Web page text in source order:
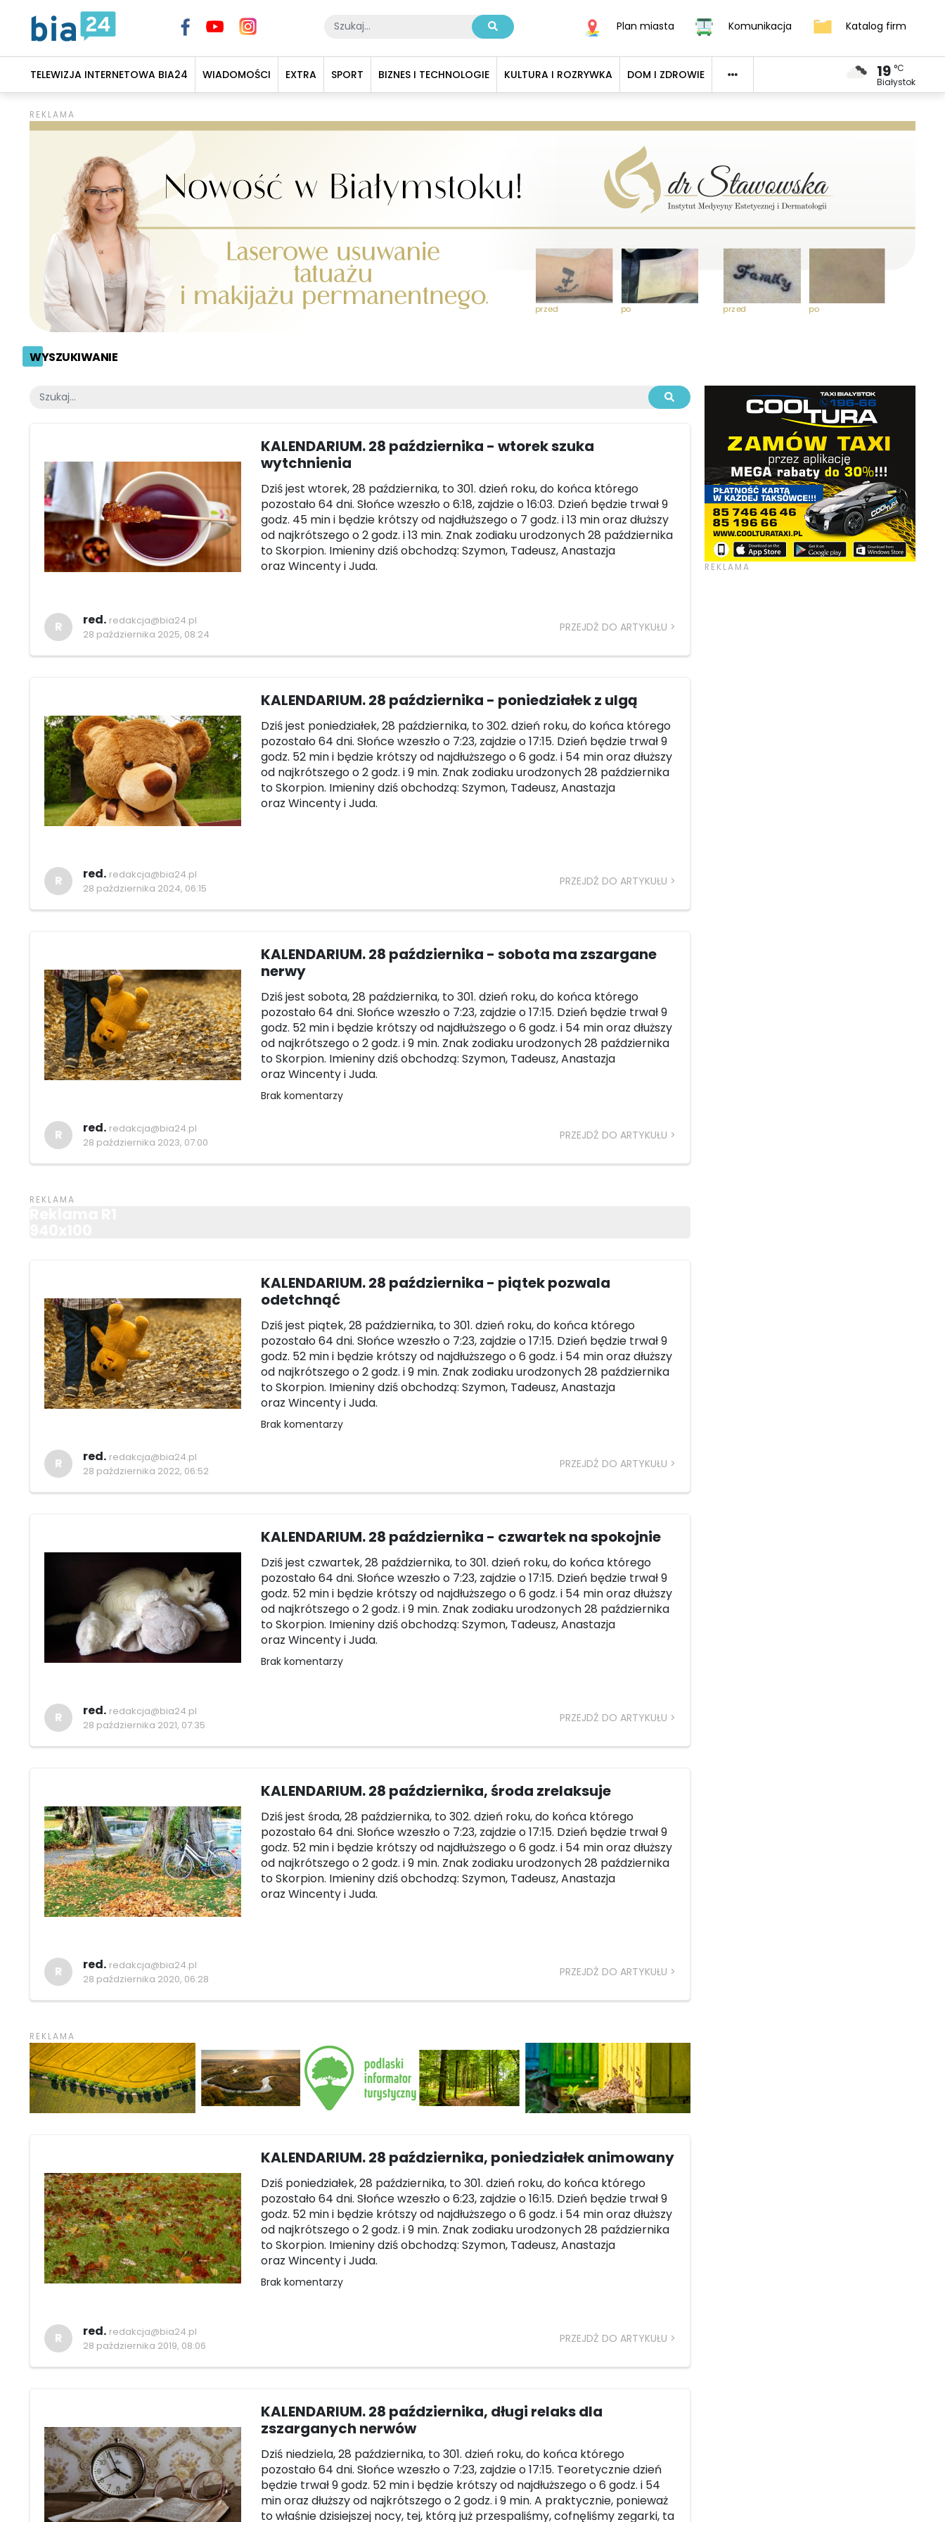
Plan miasta Komunikacja Katalog firm
TELEWIZJA INTERNETOWA BIA24 WIADOMOŚCI EXTRA SPORT BIZNES I TECHNOLOGIE KULTURA I ROZRYWKA DOM I ZDROWIE 19 °C
Białystok
WYSZUKIWANIE
KALENDARIUM. 28 października - wtorek szuka
wytchnienia
Dziś jest wtorek, 28 października, to 301. dzień roku, do końca którego
pozostało 64 dni. Słońce wzeszło o 6:18, zajdzie o 16:03. Dzień będzie trwał 9
godz. 45 min i będzie krótszy od najdłuższego o 7 godz. i 13 min oraz dłuższy
od najkrótszego o 2 godz. i 13 min. Znak zodiaku urodzonych 28 października
to Skorpion. Imieniny dziś obchodzą: Szymon, Tadeusz, Anastazja
oraz Wincenty i Juda.
R red. redakcja@bia24.pl
28 października 2025, 08:24
PRZEJDŹ DO ARTYKUŁU
KALENDARIUM. 28 października - poniedziałek z ulgą
Dziś jest poniedziałek, 28 października, to 302. dzień roku, do końca którego
pozostało 64 dni. Słońce wzeszło o 7:23, zajdzie o 17:15. Dzień będzie trwał 9
godz. 52 min i będzie krótszy od najdłuższego o 6 godz. i 54 min oraz dłuższy
od najkrótszego o 2 godz. i 9 min. Znak zodiaku urodzonych 28 października
to Skorpion. Imieniny dziś obchodzą: Szymon, Tadeusz, Anastazja
oraz Wincenty i Juda.
R red. redakcja@bia24.pl
28 października 2024, 06:15
PRZEJDŹ DO ARTYKUŁU
KALENDARIUM. 28 października - sobota ma zszargane
nerwy
Dziś jest sobota, 28 października, to 301. dzień roku, do końca którego
pozostało 64 dni. Słońce wzeszło o 7:23, zajdzie o 17:15. Dzień będzie trwał 9
godz. 52 min i będzie krótszy od najdłuższego o 6 godz. i 54 min oraz dłuższy
od najkrótszego o 2 godz. i 9 min. Znak zodiaku urodzonych 28 października
to Skorpion. Imieniny dziś obchodzą: Szymon, Tadeusz, Anastazja
oraz Wincenty i Juda.
Brak komentarzy
R red. redakcja@bia24.pl
28 października 2023, 07:00
PRZEJDŹ DO ARTYKUŁU
KALENDARIUM. 28 października - piątek pozwala
odetchnąć
Dziś jest piątek, 28 października, to 301. dzień roku, do końca którego
pozostało 64 dni. Słońce wzeszło o 7:23, zajdzie o 17:15. Dzień będzie trwał 9
godz. 52 min i będzie krótszy od najdłuższego o 6 godz. i 54 min oraz dłuższy
od najkrótszego o 2 godz. i 9 min. Znak zodiaku urodzonych 28 października
to Skorpion. Imieniny dziś obchodzą: Szymon, Tadeusz, Anastazja
oraz Wincenty i Juda.
Brak komentarzy
R red. redakcja@bia24.pl
28 października 2022, 06:52
PRZEJDŹ DO ARTYKUŁU
KALENDARIUM. 28 października - czwartek na spokojnie
Dziś jest czwartek, 28 października, to 301. dzień roku, do końca którego
pozostało 64 dni. Słońce wzeszło o 7:23, zajdzie o 17:15. Dzień będzie trwał 9
godz. 52 min i będzie krótszy od najdłuższego o 6 godz. i 54 min oraz dłuższy
od najkrótszego o 2 godz. i 9 min. Znak zodiaku urodzonych 28 października
to Skorpion. Imieniny dziś obchodzą: Szymon, Tadeusz, Anastazja
oraz Wincenty i Juda.
Brak komentarzy
R red. redakcja@bia24.pl
28 października 2021, 07:35
PRZEJDŹ DO ARTYKUŁU
KALENDARIUM. 28 października, środa zrelaksuje
Dziś jest środa, 28 października, to 302. dzień roku, do końca którego
pozostało 64 dni. Słońce wzeszło o 7:23, zajdzie o 17:15. Dzień będzie trwał 9
godz. 52 min i będzie krótszy od najdłuższego o 6 godz. i 54 min oraz dłuższy
od najkrótszego o 2 godz. i 9 min. Znak zodiaku urodzonych 28 października
to Skorpion. Imieniny dziś obchodzą: Szymon, Tadeusz, Anastazja
oraz Wincenty i Juda.
R red. redakcja@bia24.pl
28 października 2020, 06:28
PRZEJDŹ DO ARTYKUŁU
KALENDARIUM. 28 października, poniedziałek animowany
Dziś poniedziałek, 28 października, to 301. dzień roku, do końca którego
pozostało 64 dni. Słońce wzeszło o 6:23, zajdzie o 16:15. Dzień będzie trwał 9
godz. 52 min i będzie krótszy od najdłuższego o 6 godz. i 54 min oraz dłuższy
od najkrótszego o 2 godz. i 9 min. Znak zodiaku urodzonych 28 października
to Skorpion. Imieniny dziś obchodzą: Szymon, Tadeusz, Anastazja
oraz Wincenty i Juda.
Brak komentarzy
R red. redakcja@bia24.pl
28 października 2019, 08:06
PRZEJDŹ DO ARTYKUŁU
KALENDARIUM. 28 października, długi relaks dla
zszarganych nerwów
Dziś niedziela, 28 października, to 301. dzień roku, do końca którego
pozostało 64 dni. Słońce wzeszło o 7:23, zajdzie o 17:15. Teoretycznie dzień
będzie trwał 9 godz. 52 min i będzie krótszy od najdłuższego o 6 godz. i 54
min oraz dłuższy od najkrótszego o 2 godz. i 9 min. A praktycznie, ponieważ
to właśnie dzisiejszej nocy, tej, którą już przespaliśmy, cofnęliśmy zegarki, ta